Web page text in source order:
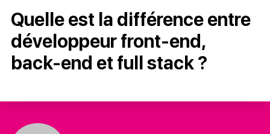
Quelle est la différence entre
développeur front-end,
back-end et full stack ?